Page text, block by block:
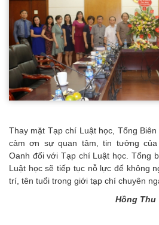
Thay mặt Tạp chí Luật học, Tổng
cảm ơn sự quan tâm, tin tưởng
Oanh đối với Tạp chí Luật học. Tổng
Luật học sẽ tiếp tục nỗ lực để không
trí, tên tuổi trong giới tạp chí chuyên
Hồng Thu